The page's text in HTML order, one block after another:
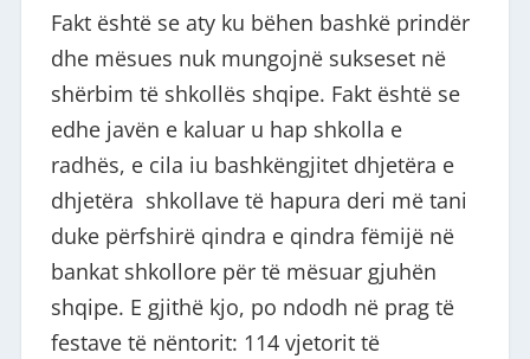
Fakt është se aty ku bëhen bashkë prindër
dhe mësues nuk mungojnë sukseset në
shërbim të shkollës shqipe. Fakt është se
edhe javën e kaluar u hap shkolla e
radhës, e cila iu bashkëngjitet dhjetëra e
dhjetëra shkollave të hapura deri më tani
duke përfshirë qindra e qindra fëmijë në
bankat shkollore për të mësuar gjuhën
shqipe. E gjithë kjo, po ndodh në prag të
festave të nëntorit: 114 vjetorit të